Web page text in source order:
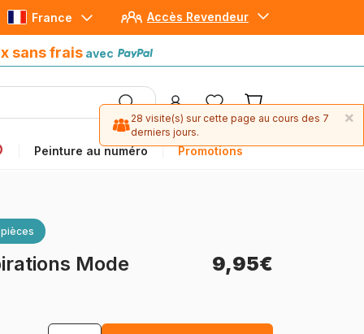
Accès Revendeur
France
sans frais avec
Peinture au numéro Promotions
avec Paypal
Mode 9,95€
×
28 visite(s) sur cette page au cours des 7
derniers jours.